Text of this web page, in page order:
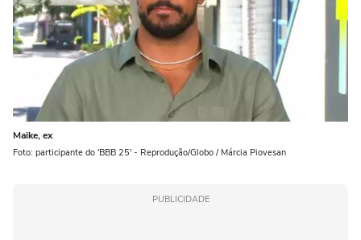
Maike, ex
Foto: participante do 'BBB 25' - Reprodução/Globo / Márcia Piovesan
PUBLICIDADE